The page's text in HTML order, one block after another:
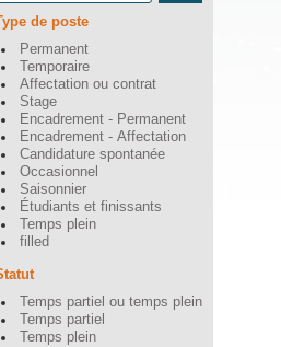
de poste
Permanent
Temporaire
Affectation ou contrat
Stage
Encadrement - Permanent
Encadrement - Affectation
Candidature spontanée
Occasionnel
Saisonnier
Étudiants et finissants
Temps plein
filled
Temps partiel ou temps plein
Temps partiel
Temps plein